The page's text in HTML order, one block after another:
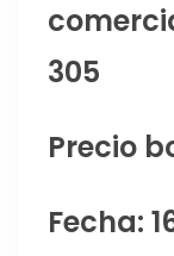
305
Precio
Fecha: